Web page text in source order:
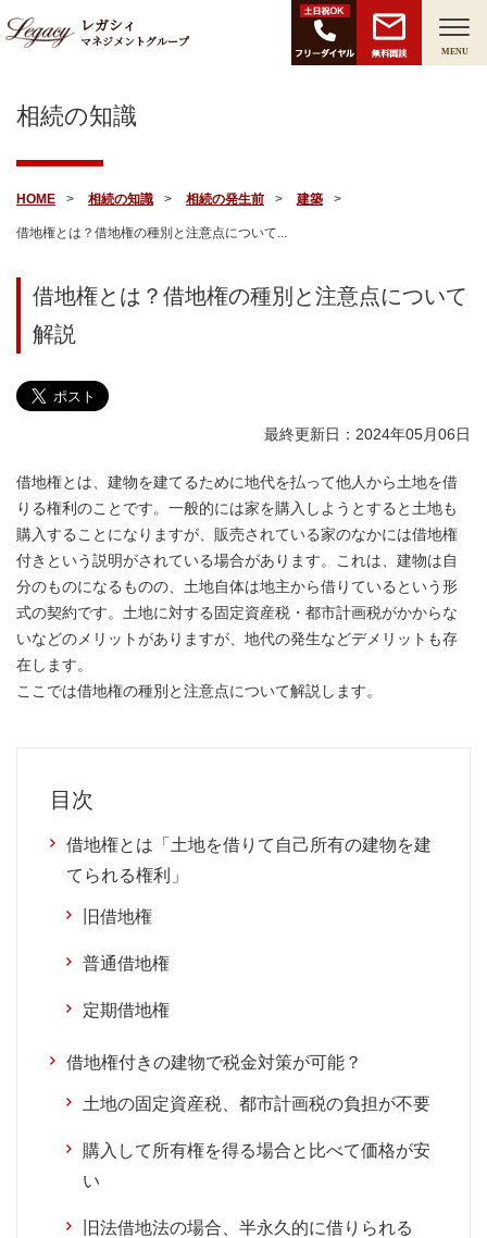
レガシィ
マネジメントグループ
無料面談 MENU
相続の知識
HOME 相続の知識 相続の発生前 建築
借地権とは？借地権の種別と注意点について...
借地権とは？借地権の種別と注意点について
解説
最終更新日：2024年05月06日
借地権とは、建物を建てるために地代を払って他人から土地を借
りる権利のことです。一般的には家を購入しようとすると土地も
購入することになりますが、販売されている家のなかには借地権
付きという説明がされている場合があります。これは、建物は自
分のものになるものの、土地自体は地主から借りているという形
式の契約です。土地に対する固定資産税・都市計画税がかからな
いなどのメリットがありますが、地代の発生などデメリットも存
在します。
ここでは借地権の種別と注意点について解説します。
目次
借地権とは「土地を借りて自己所有の建物を建
てられる権利」
旧借地権
普通借地権
定期借地権
借地権付きの建物で税金対策が可能？
土地の固定資産税、都市計画税の負担が不要
購入して所有権を得る場合と比べて価格が安
い
旧法借地法の場合、半永久的に借りられる